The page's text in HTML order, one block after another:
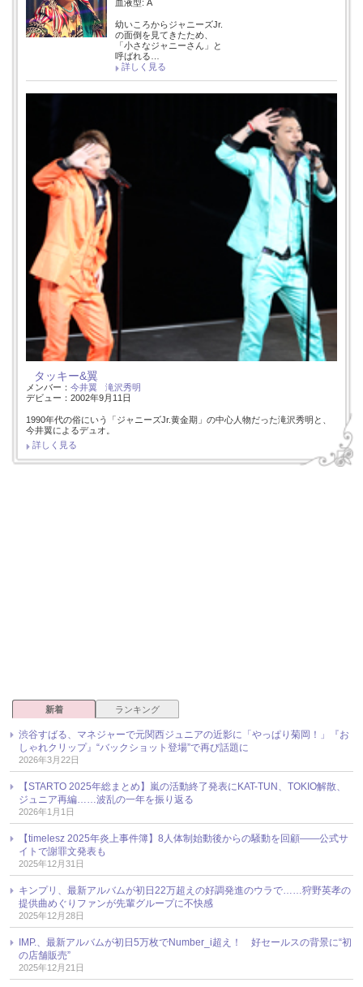
血液型: A
幼いころからジャニーズJr.
の面倒を見てきたため、
「小さなジャニーさん」と
呼ばれる…
詳しく見る
タッキー&翼
メンバー： 今井翼
滝沢秀明
デビュー：2002年9月11日
1990年代の俗にいう「ジャニーズJr.黄金期」の中心人物だった滝沢秀明と、
今井翼によるデュオ。
詳しく見る
新着 ランキング
渋谷すばる、マネジャーで元関西ジュニアの近影に「やっぱり菊岡！」『お
しゃれクリップ』“バックショット登場”で再び話題に
2026年3月22日
【STARTO 2025年総まとめ】嵐の活動終了発表にKAT-TUN、TOKIO解散、
ジュニア再編……波乱の一年を振り返る
2026年1月1日
【timelesz 2025年炎上事件簿】8人体制始動後からの騒動を回顧――公式サ
イトで謝罪文発表も
2025年12月31日
キンプリ、最新アルバムが初日22万超えの好調発進のウラで……狩野英孝の
提供曲めぐりファンが先輩グループに不快感
2025年12月28日
IMP.、最新アルバムが初日5万枚でNumber_i超え！ 好セールスの背景に“初
の店舗販売”
2025年12月21日